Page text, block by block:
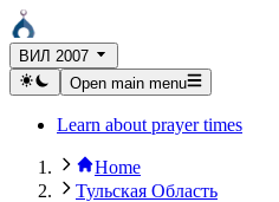
ВИЛ 2007
Open main menu
Learn about prayer times
Home
Тульская Область